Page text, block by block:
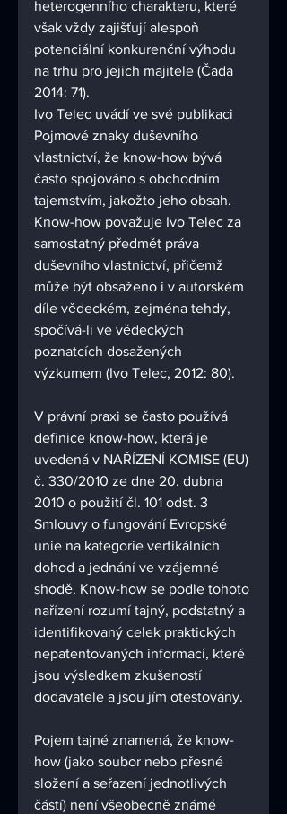
heterogenního charakteru, které
však vždy zajišťují alespoň
potenciální konkurenční výhodu
na trhu pro jejich majitele (Čada
2014: 71).
Ivo Telec uvádí ve své publikaci
Pojmové znaky duševního
vlastnictví, že know-how bývá
často spojováno s obchodním
tajemstvím, jakožto jeho obsah.
Know-how považuje Ivo Telec za
samostatný předmět práva
duševního vlastnictví, přičemž
může být obsaženo i v autorském
díle vědeckém, zejména tehdy,
spočívá-li ve vědeckých
poznatcích dosažených
výzkumem (Ivo Telec, 2012: 80).
V právní praxi se často používá
definice know-how, která je
uvedená v NAŘÍZENÍ KOMISE (EU)
č. 330/2010 ze dne 20. dubna
2010 o použití čl. 101 odst. 3
Smlouvy o fungování Evropské
unie na kategorie vertikálních
dohod a jednání ve vzájemné
shodě. Know-how se podle tohoto
nařízení rozumí tajný, podstatný a
identifikovaný celek praktických
nepatentovaných informací, které
jsou výsledkem zkušeností
dodavatele a jsou jím otestovány.
Pojem tajné znamená, že know-
how (jako soubor nebo přesné
složení a seřazení jednotlivých
částí) není všeobecně známé